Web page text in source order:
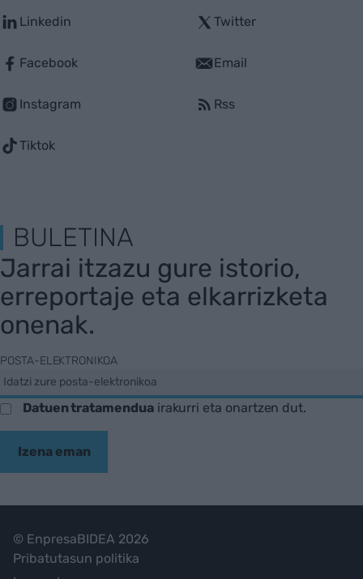
Linkedin
Facebook
Instagram
Tiktok
Twitter
Email
Rss
BULETINA
Jarrai itzazu gure istorio,
erreportaje eta elkarrizketa
onenak.
POSTA-ELEKTRONIKOA
Datuen tratamenduairakurri eta onartzen dut.
Izena eman
© EnpresaBIDEA 2026
Pribatutasun politika